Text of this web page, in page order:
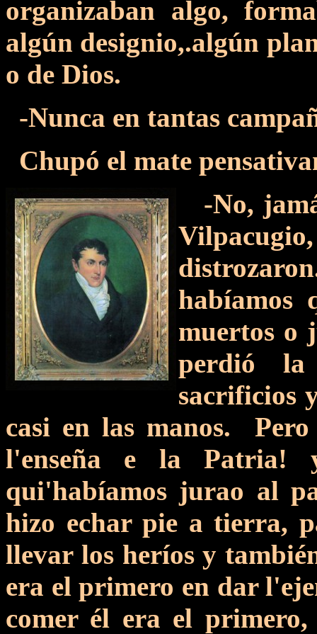
organizaban algo,
algún designio,.algún
o de Dios.
-Nunca en tantas
Chupó el mate
-No,
habíamos
muertos o
perdió la
sacrificios
casi en las manos.
l'enseña e la Patria!
qui'habíamos jurao al
hizo echar pie a tierra,
llevar los heríos y
era el primero en dar
comer él era el